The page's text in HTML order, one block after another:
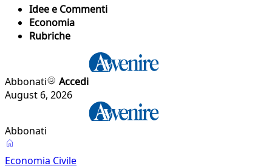
Idee e Commenti
Economia
Rubriche
Abbonati
Accedi
August 6, 2026
Abbonati
Economia Civile